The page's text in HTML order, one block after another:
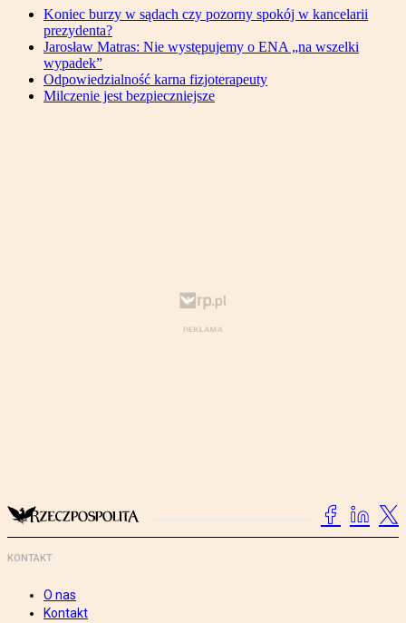
Koniec burzy w sądach czy pozorny spokój w kancelarii
prezydenta?
Jarosław Matras: Nie występujemy o ENA „na wszelki
wypadek”
Odpowiedzialność karna fizjoterapeuty
Milczenie jest bezpieczniejsze
KONTAKT
O nas
Kontakt